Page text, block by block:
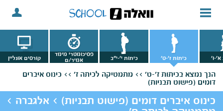
א'-ו' כיתות ז'-ט' כיתות י'-י"ב
פסיכומטרי מימד
אמיר/ם
קורסים אונליין
הנך נמצא בכיתות ז'-ט' >> מתמטיקה לכיתה ז' >> כינוס איברים
דומים (פישוט תבניות)
כינוס איברים דומים (פישוט תבניות) > אלגברה >